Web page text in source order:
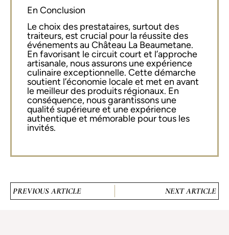
En Conclusion
Le choix des prestataires, surtout des
traiteurs, est crucial pour la réussite des
événements au Château La Beaumetane.
En favorisant le circuit court et l’approche
artisanale, nous assurons une expérience
culinaire exceptionnelle. Cette démarche
soutient l’économie locale et met en avant
le meilleur des produits régionaux. En
conséquence, nous garantissons une
qualité supérieure et une expérience
authentique et mémorable pour tous les
invités.
PREVIOUS ARTICLE NEXT ARTICLE